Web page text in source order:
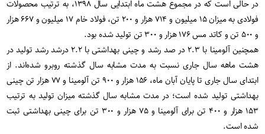
در حالی است که در مجموع هشت ماه ابتدایی سال ۱۳۹۸، به ترتیب محصولات
فولادی به میزان ۱۵ میلیون و ۷۱۴ هزار و ۲۰۰ تن، فولاد خام ۱۷ میلیون و ۶۶۷ هزار
و ۵۰۰ تن و کاتد مس ۱۷۶ هزار و ۳۰۰ تن تولید شده بود.
همچنین آلومینا با ۲.۳ در صد رشد و چینی بهداشتی با ۲.۲ درشد رشد تولید در
هشت ماهه سال جاری نسبت به مدت مشابه سال گذشته روبرو شده‌اند. از
ابتدای سال جاری تا پایان آبان ماه، ۱۵۶ هزار و ۹۰۰ تن آلومینا و ۷۷ هزار تن چینی
بهداشتی تولید شده است؛ در مدت مشابه سال گذشته میزان تولید به ترتیب
۱۵۳ هزار و ۴۰۰ تن برای آلومینا و ۷۵ هزار و ۳۰۰ تن برای چینی بهداشتی ثبت
شده است.